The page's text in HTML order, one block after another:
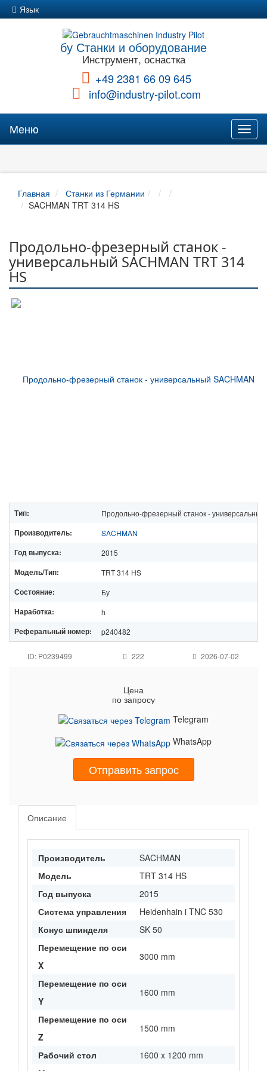
Язык
бу Станки и оборудование
Инструмент, оснастка
+49 2381 66 09 645
info@industry-pilot.com
Меню
Главная
Станки из Германии
SACHMAN TRT 314 HS
Продольно-фрезерный станок -
универсальный SACHMAN TRT 314
HS
Тип: Продольно-фрезерный станок - универсальный
Производитель: SACHMAN
Год выпуска: 2015
Модель/Тип: TRT 314 HS
Состояние: Бу
Наработка: h
Реферальный номер: p240482
ID: P0239499 222 2026-07-02
Цена
по запросу
Telegram
WhatsApp
Отправить запрос
Описание
Производитель
SACHMAN
Модель
TRT 314 HS
Год выпуска
2015
Система управления
Heidenhain i TNC 530
Конус шпинделя
SK 50
Перемещение по оси
X
3000 mm
Перемещение по оси
Y
1600 mm
Перемещение по оси
Z
1500 mm
Рабочий стол
1600 x 1200 mm